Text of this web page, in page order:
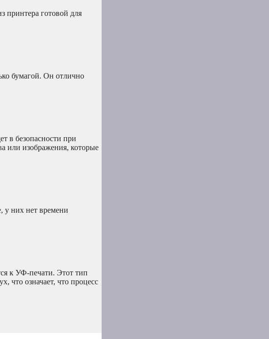
принтера готовой для
бумагой. Он отлично
в безопасности при
или изображения, которые
у них нет времени
к УФ-печати. Этот тип
что означает, что процесс